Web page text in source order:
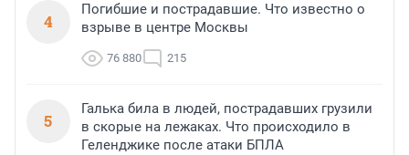
4
Погибшие и пострадавшие. Что известно о
взрыве в центре Москвы
76 880 215
5
Галька била в людей, пострадавших грузили
в скорые на лежаках. Что происходило в
Геленджике после атаки БПЛА